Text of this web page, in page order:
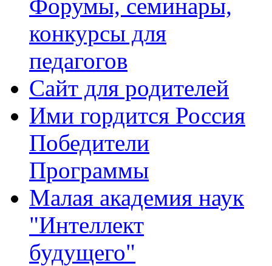
Форумы, семинары,
конкурсы для
педагогов
Сайт для родителей
Ими гордится Россия
Победители
Программы
Малая академия наук
"Интеллект
будущего"